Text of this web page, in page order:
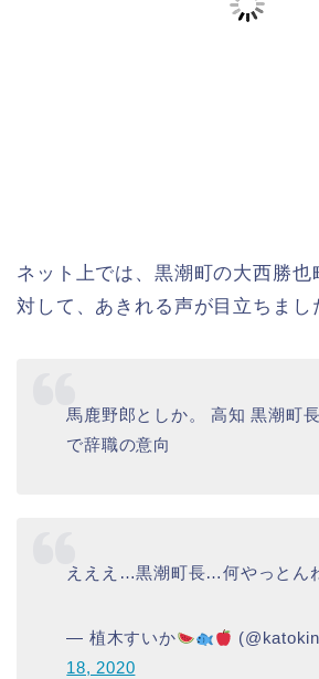
ネット上では、黒潮町の大西勝也
対して、あきれる声が目立ちまし
馬鹿野郎としか。 高知黒潮町長
で辞職の意向
えええ…黒潮町長…何やっとん
— 植木すいか
18, 2020